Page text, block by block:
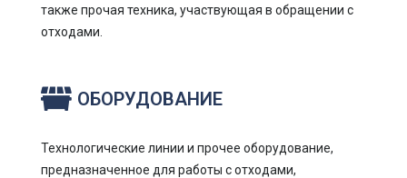
также прочая техника, участвующая в обращении с
отходами.
ОБОРУДОВАНИЕ
Технологические линии и прочее оборудование,
предназначенное для работы с отходами,